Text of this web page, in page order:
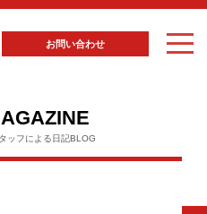
お問い合わせ
ッフによる日記BLOG